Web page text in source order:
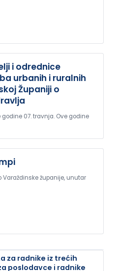
i odrednice
urbanih i ruralnih
Županiji o
07. travnja. Ove godine
županije, unutar
za radnike iz trećih
poslodavce i radnike